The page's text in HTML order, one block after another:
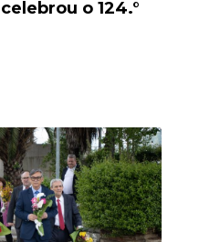
o 124.°